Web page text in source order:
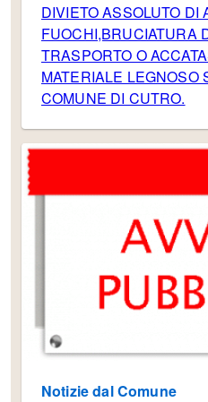
DIVIETO ASSOLUTO DI
FUOCHI,BRUCIATURA
TRASPORTO O
MATERIALE LEGNOSO
COMUNE DI CUTRO.
Notizie dal Comune